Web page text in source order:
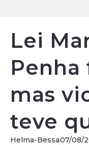
Lei
Penha
mas
teve
Helma-Bessa07/08/